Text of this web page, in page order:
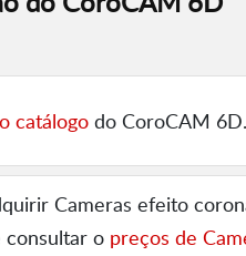
catálogo do CoroCAM 6D.
Cameras efeito
consultar o preços de